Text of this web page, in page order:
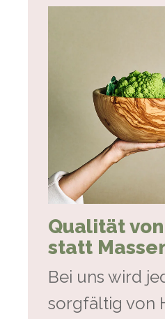
Qualität
statt
Bei uns wird
sorgfältig von